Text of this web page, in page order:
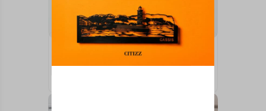
TABLEAUX MURAUX
ALENCON